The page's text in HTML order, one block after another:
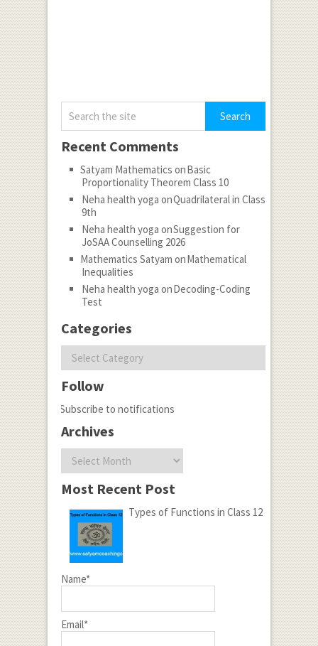
Recent Comments
Satyam Mathematics onBasic
Proportionality Theorem Class 10
Neha health yoga onQuadrilateral in Class
9th
Neha health yoga onSuggestion for
JoSAA Counselling 2026
Mathematics Satyam onMathematical
Inequalities
Neha health yoga onDecoding-Coding
Test
Categories
Categories
Follow
Subscribe to notifications
Archives
Archives
Most Recent Post
Types of Functions in Class 12
Name*
Email*